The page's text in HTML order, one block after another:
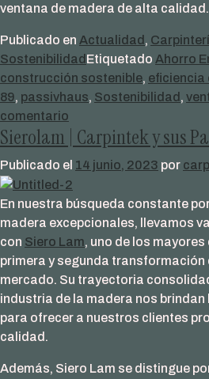
ventana de madera de alta calidad.
Publicado en Actualidad ,
Sostenibilidad Etiquetado Ahorro
construcción sostenible, eficiencia
89, passivhaus, Sostenibilidad ,
comentario
EnergyTEK
nuestra
ventana
de
madera
Passivhaus
Sierolam | Carpintek y sus
Publicado el 14 junio, 2023 por
En nuestra búsqueda constante
madera excepcionales, llevamos
con Siero Lam, uno de los
primera y segunda transformación
mercado. Su trayectoria
industria de la madera nos
para ofrecer a nuestros clientes
calidad.
Además, Siero Lam se distingue